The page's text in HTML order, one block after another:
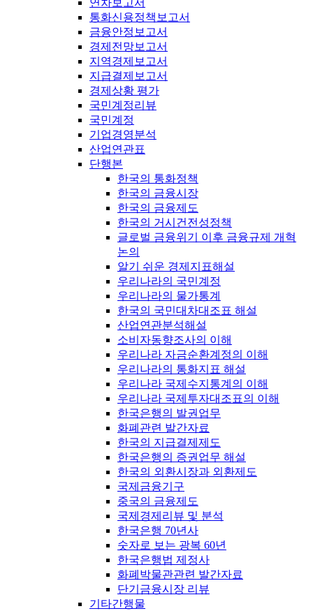
연차보고서
통화신용정책보고서
금융안정보고서
경제전망보고서
지역경제보고서
지급결제보고서
경제상황 평가
국민계정리뷰
국민계정
기업경영분석
산업연관표
단행본
한국의 통화정책
한국의 금융시장
한국의 금융제도
한국의 거시건전성정책
글로벌 금융위기 이후 금융규제 개혁
논의
알기 쉬운 경제지표해설
우리나라의 국민계정
우리나라의 물가통계
한국의 국민대차대조표 해설
산업연관분석해설
소비자동향조사의 이해
우리나라 자금순환계정의 이해
우리나라의 통화지표 해설
우리나라 국제수지통계의 이해
우리나라 국제투자대조표의 이해
한국은행의 발권업무
화폐관련 발간자료
한국의 지급결제제도
한국은행의 증권업무 해설
한국의 외환시장과 외환제도
국제금융기구
중국의 금융제도
국제경제리뷰 및 분석
한국은행 70년사
숫자로 보는 광복 60년
한국은행법 제정사
화폐박물관관련 발간자료
단기금융시장 리뷰
기타간행물